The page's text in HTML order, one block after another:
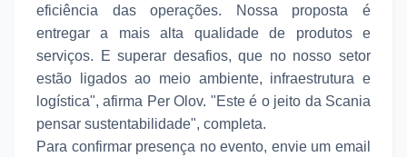
eficiência das operações. Nossa proposta é
entregar a mais alta qualidade de produtos e
serviços. E superar desafios, que no nosso setor
estão ligados ao meio ambiente, infraestrutura e
logística", afirma Per Olov. "Este é o jeito da Scania
pensar sustentabilidade", completa.
Para confirmar presença no evento, envie um email